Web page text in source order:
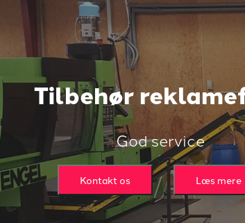
Tilbehør
God service
Kontakt os Læs mere